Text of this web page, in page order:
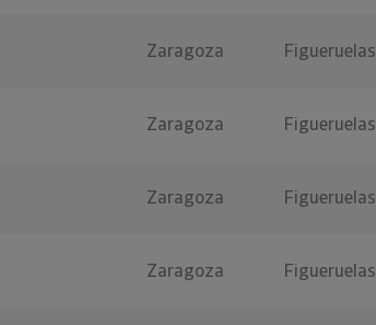
Zaragoza Figueruelas
Zaragoza Figueruelas
Zaragoza Figueruelas
Zaragoza Figueruelas